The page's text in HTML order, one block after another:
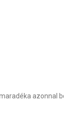
azonnal